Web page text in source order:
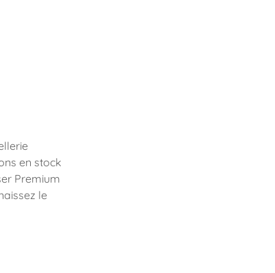
en stock
Premium
le